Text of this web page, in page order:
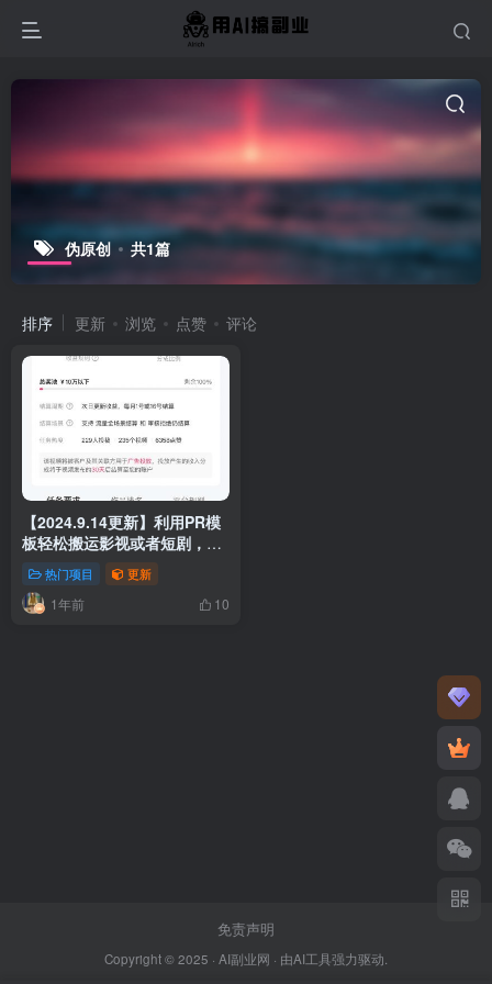
伪原创 共1篇
排序 更新 浏览 点赞 评论
【2024.9.14更新】利用PR模
板轻松搬运影视或者短剧，十
多分钟左右就可完成一条作品
热门项目 更新
1年前 10
免责声明
Copyright © 2025 · AI副业网 · 由AI工具强力驱动.